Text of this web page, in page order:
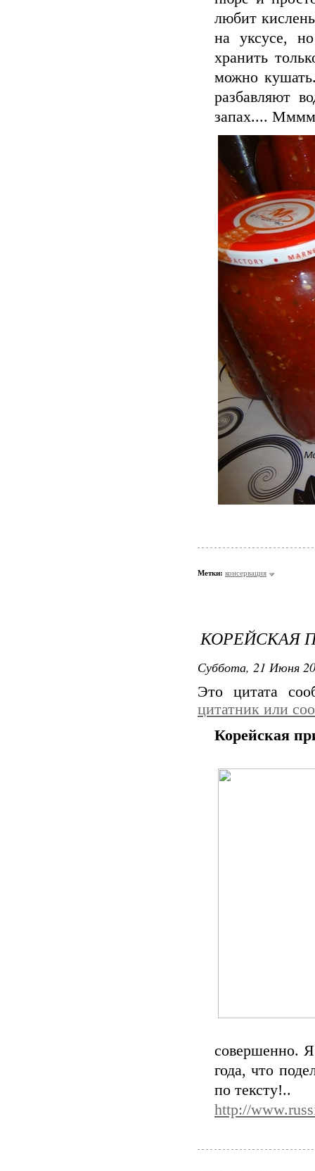
любит
на уксусе,
хранить
можно
разбавляют
запах....
Метки: консервация
КОРЕЙСКАЯ
Суббота, 21 Июня
Это цитата
цитатник или
Корейская
совершенно. Я
года, что
по тексту!..
http://